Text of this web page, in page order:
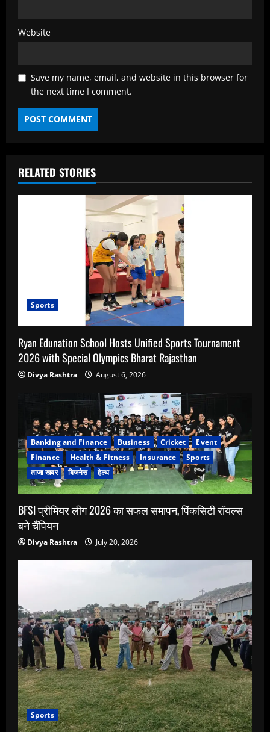
Website
Save my name, email, and website in this browser for
the next time I comment.
RELATED STORIES
Sports
Ryan Edunation School Hosts Unified Sports Tournament
2026 with Special Olympics Bharat Rajasthan
Divya Rashtra August 6, 2026
Banking and Finance Business Cricket
Event
Finance
Health & Fitness Insurance
Sports
ताजा खबर
बिजनेस हेल्थ
BFSI प्रीमियर लीग 2026 का सफल समापन, पिंकसिटी रॉयल्स
बने चैंपियन
Divya Rashtra July 20, 2026
Sports